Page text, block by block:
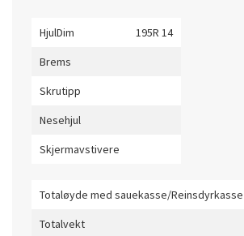
HjulDim
195R 14
Brems
Skrutipp
Nesehjul
Skjermavstivere
Totaløyde med sauekasse/Reinsdyrkasse
Totalvekt